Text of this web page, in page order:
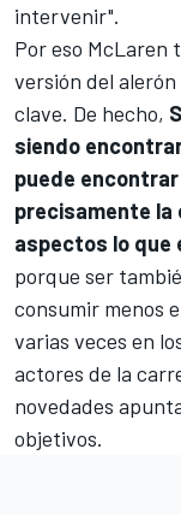
intervenir".
Por eso McLaren
versión del
clave. De hecho,
siendo
puede
precisamente la
aspectos lo que
porque ser
consumir menos
varias veces en
actores de la
novedades
objetivos.